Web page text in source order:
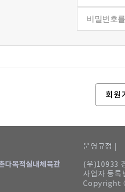
회원
운영규정 |
(우)10933
사업자 등록
Copyright